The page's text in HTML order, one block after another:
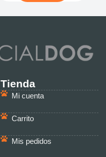
Tienda
Mi cuenta
Carrito
Mis pedidos